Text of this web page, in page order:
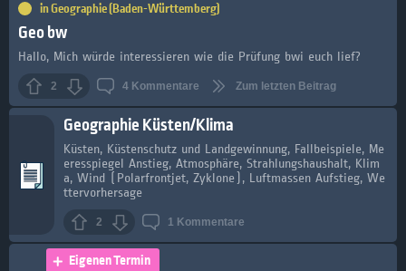
inGeographie (Baden-Württemberg)
Geo bw
Hallo, Mich würde interessieren wie die Prüfung bwi euch lief?
2 4 Kommentare Zum letzten Beitrag
Geographie Küsten/Klima
Küsten, Küstenschutz und Landgewinnung, Fallbeispiele, Me
eresspiegel Anstieg, Atmosphäre, Strahlungshaushalt, Klim
a, Wind (Polarfrontjet, Zyklone), Luftmassen Aufstieg, We
ttervorhersage
2 1 Kommentare
Eigenen Termin